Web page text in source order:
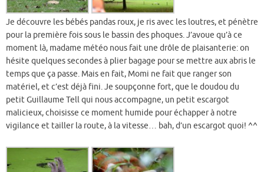
Je découvre les bébés pandas roux, je ris avec les loutres, et pénètre
pour la première fois sous le bassin des phoques. J’avoue qu’à ce
moment là, madame météo nous fait une drôle de plaisanterie: on
hésite quelques secondes à plier bagage pour se mettre aux abris le
temps que ça passe. Mais en fait, Momi ne fait que ranger son
matériel, et c’est déjà fini. Je soupçonne fort, que le doudou du
petit Guillaume Tell qui nous accompagne, un petit escargot
malicieux, choisisse ce moment humide pour échapper à notre
vigilance et tailler la route, à la vitesse… bah, d’un escargot quoi! ^^